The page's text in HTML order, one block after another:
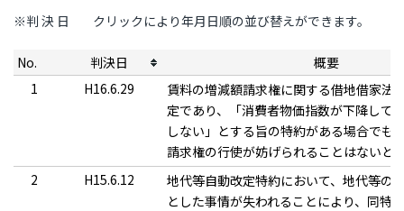
※判 決 日 クリックにより年月日順の並び替えができます。
No. 判決日
概要
1
H16.6.29
賃料の増減額請求権に関する借地借家法
定であり、「消費者物価指数が下降して
しない」とする旨の特約がある場合でも
請求権の行使が妨げられることはないと
2
H15.6.12
地代等自動改定特約において、地代等の
とした事情が失われることにより、同特